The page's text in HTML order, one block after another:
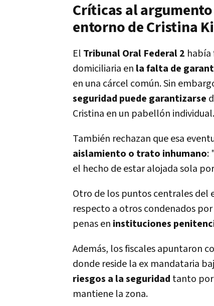
Críticas al
entorno de Cristina
El Tribunal Oral Federal 2 había
domiciliaria en la falta de
en una cárcel común. Sin
seguridad puede garantizarse
Cristina en un pabellón individual.
También rechazan que esa
aislamiento o trato inhumano:
el hecho de estar alojada sola
Otro de los puntos centrales del
respecto a otros condenados
penas en instituciones
Además, los fiscales apuntaron
donde reside la ex mandataria
riesgos a la seguridad tanto
mantiene la zona.